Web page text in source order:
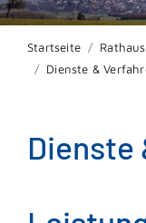
Startseite
Dienste &
Dienste